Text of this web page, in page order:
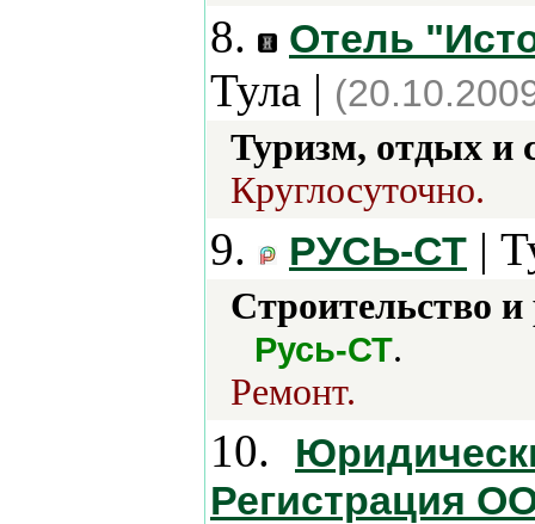
8. Отель
Тула |
Туризм, отдых и
Круглосуточно.
9. РУСЬ-СТ |
Строительство
Русь-СТ.
Ремонт.
10.
Регистрация